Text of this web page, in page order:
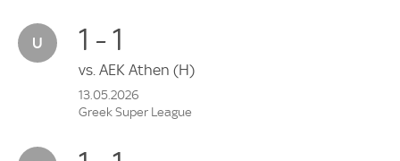
1 - 1
vs. AEK Athen (H)
13.05.2026
Greek Super League